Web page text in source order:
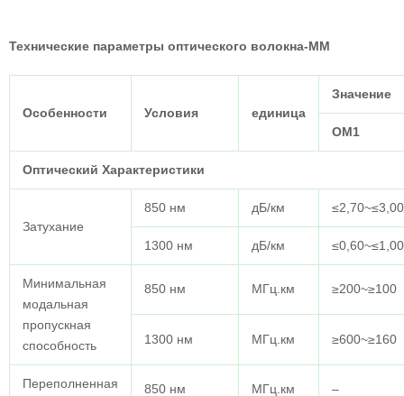
Технические параметры оптического волокна-ММ
Особенности Условия единица
Значение
ОМ1
Оптический Характеристики
Затухание
850 нм дБ/км ≤2,70~≤3,00
1300 нм дБ/км ≤0,60~≤1,00
Минимальная
модальная
пропускная
способность
850 нм МГц.км ≥200~≥100
1300 нм МГц.км ≥600~≥160
Переполненная
850 нм МГц.км –